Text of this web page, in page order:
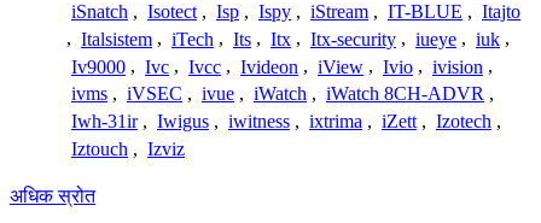
iSnatch , Isotect , Isp , Ispy , iStream , IT-BLUE , Itajto
, Italsistem , iTech , Its , Itx , Itx-security , iueye , iuk ,
Iv9000 , Ivc , Ivcc , Ivideon , iView , Ivio , ivision ,
ivms , iVSEC , ivue , iWatch , iWatch 8CH-ADVR ,
Iwh-31ir , Iwigus , iwitness , ixtrima , iZett , Izotech ,
Iztouch , Izviz
अधिक स्रोत